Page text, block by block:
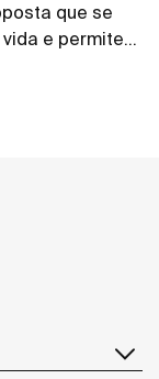
que se
e permite